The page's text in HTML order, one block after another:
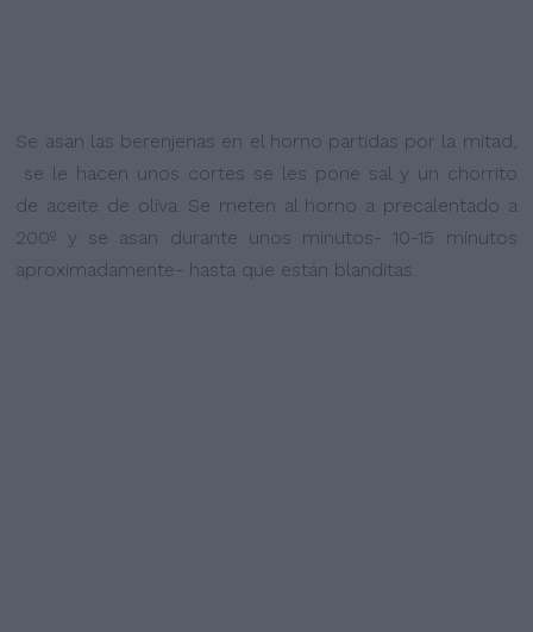
Se asan las berenjenas en el horno partidas por la mitad,
se le hacen unos cortes se les pone sal y un chorrito
de aceite de oliva. Se meten al horno a precalentado a
200º y se asan durante unos minutos- 10-15 minutos
aproximadamente- hasta que están blanditas.